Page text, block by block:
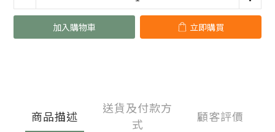
加入購物車 立即購買
商品描述
送貨及付款方
式
顧客評價